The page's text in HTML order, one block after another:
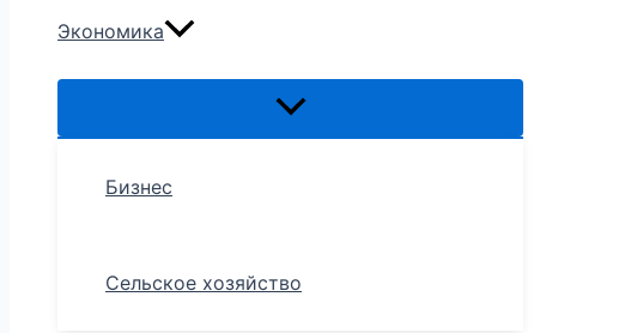
Экономика
Бизнес
Сельское хозяйство